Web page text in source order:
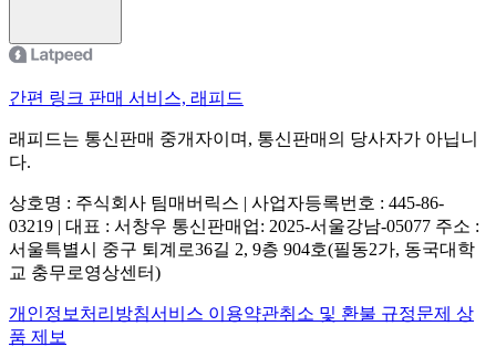
간편 링크 판매 서비스, 래피드
래피드는 통신판매 중개자이며, 통신판매의 당사자가 아닙니
다.
상호명 : 주식회사 팀매버릭스 | 사업자등록번호 : 445-86-
03219 | 대표 : 서창우 통신판매업: 2025-서울강남-05077 주소 :
서울특별시 중구 퇴계로36길 2, 9층 904호(필동2가, 동국대학
교 충무로영상센터)
개인정보처리방침서비스 이용약관취소 및 환불 규정문제 상
품 제보